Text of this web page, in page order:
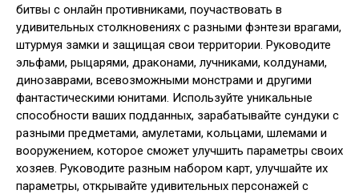
битвы с онлайн противниками, поучаствовать в
удивительных столкновениях с разными фэнтези врагами,
штурмуя замки и защищая свои территории. Руководите
эльфами, рыцарями, драконами, лучниками, колдунами,
динозаврами, всевозможными монстрами и другими
фантастическими юнитами. Используйте уникальные
способности ваших подданных, зарабатывайте сундуки с
разными предметами, амулетами, кольцами, шлемами и
вооружением, которое сможет улучшить параметры своих
хозяев. Руководите разным набором карт, улучшайте их
параметры, открывайте удивительных персонажей с